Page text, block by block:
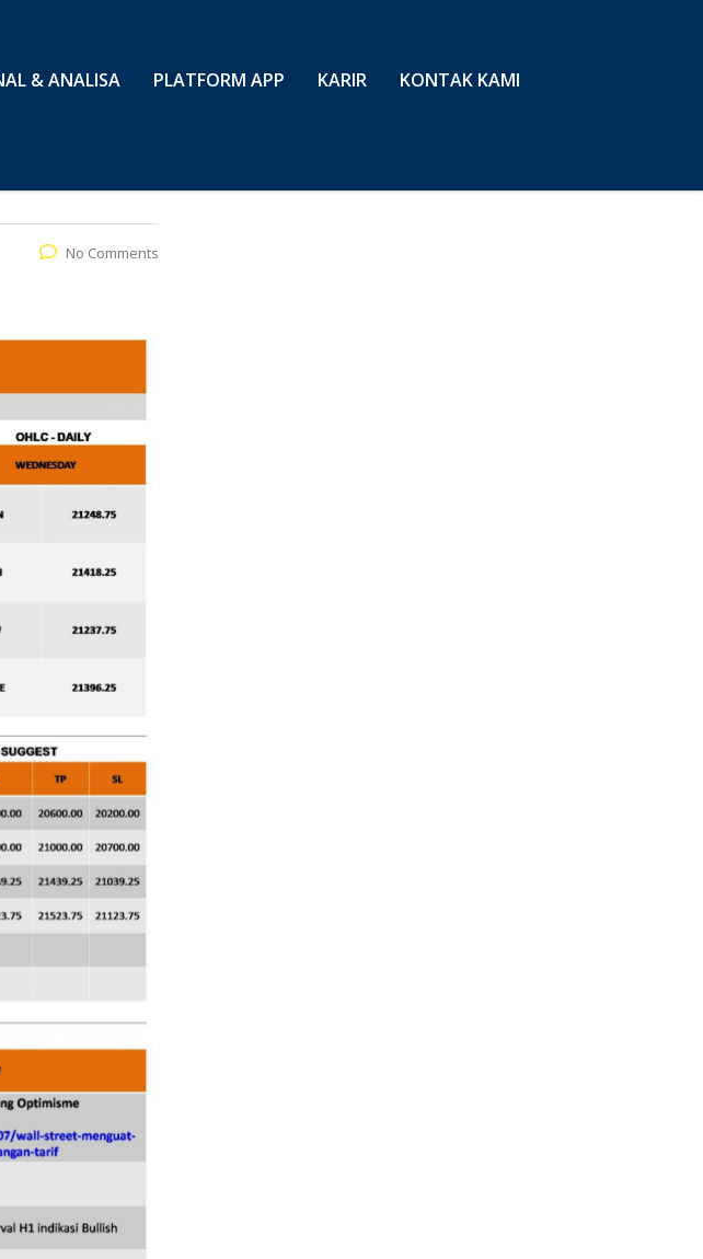
& ANALISA PLATFORM APP KARIR KONTAK KAMI
No Comments